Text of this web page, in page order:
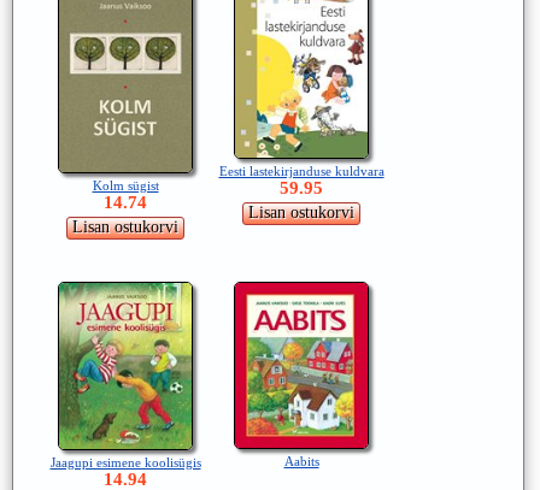
Kolm sügist
14.74
Eesti lastekirjanduse kuldvara
59.95
Jaagupi esimene koolisügis
14.94
Aabits